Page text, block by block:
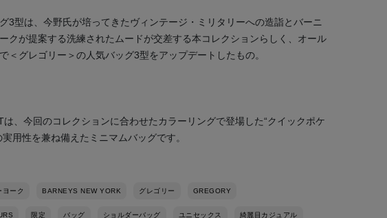
3型は、今野氏が培ってきたヴィンテージ・ミリタリーへの造詣とバーニ
クが提案する洗練されたムードが交差する本コレクションらしく、オール
＜グレゴリー＞の人気バッグ3型をアップデートしたもの。
は、今回のコレクションに合わせたカラーリングで登場した“クイックポケ
実用性を兼ね備えたミニマムバッグです。
ーク BARNEYS NEW YORK グレゴリー GREGORY
限定 バッグ ショルダーバッグ ユニセックス 綺麗目カジュアル